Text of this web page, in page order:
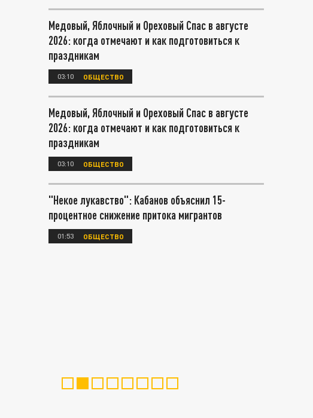
Медовый, Яблочный и Ореховый Спас в августе
2026: когда отмечают и как подготовиться к
праздникам
03:10 ОБЩЕСТВО
Медовый, Яблочный и Ореховый Спас в августе
2026: когда отмечают и как подготовиться к
праздникам
03:10 ОБЩЕСТВО
"Некое лукавство": Кабанов объяснил 15-
процентное снижение притока мигрантов
01:53 ОБЩЕСТВО